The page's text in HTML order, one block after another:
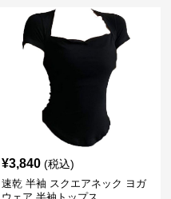
¥3,840 (税込)
速乾 半袖 スクエアネック ヨガ